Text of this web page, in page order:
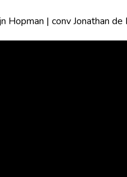
Hopman | conv Jonathan de